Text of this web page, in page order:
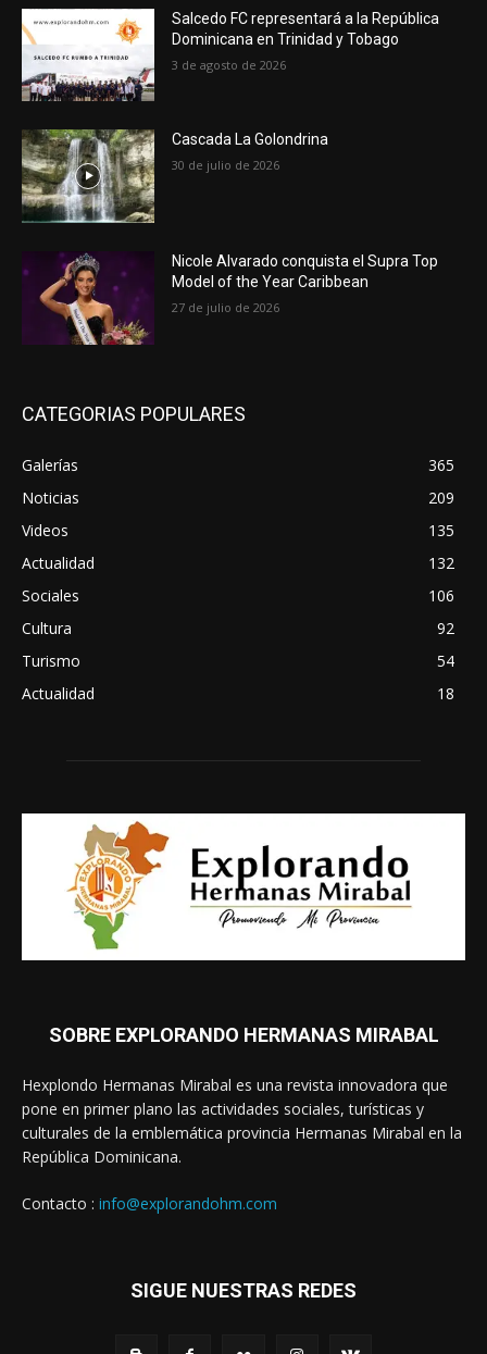
Salcedo FC representará a la República
Dominicana en Trinidad y Tobago
3 de agosto de 2026
Cascada La Golondrina
30 de julio de 2026
Nicole Alvarado conquista el Supra Top
Model of the Year Caribbean
27 de julio de 2026
CATEGORIAS POPULARES
Galerías
365
Noticias
209
Videos
135
Actualidad
132
Sociales
106
Cultura
92
Turismo
54
Actualidad
18
SOBRE EXPLORANDO HERMANAS MIRABAL
Hexplondo Hermanas Mirabal es una revista innovadora que
pone en primer plano las actividades sociales, turísticas y
culturales de la emblemática provincia Hermanas Mirabal en la
República Dominicana.
Contacto : info@explorandohm.com
SIGUE NUESTRAS REDES